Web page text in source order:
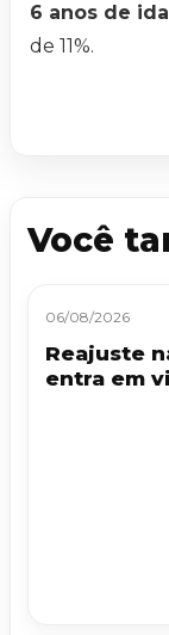
6 anos de
de 11%.
Você
06/08/2026
Reajuste
entra em